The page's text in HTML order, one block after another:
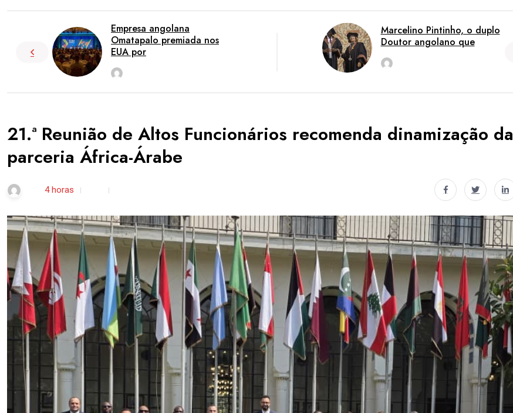
Empresa angolana
Omatapalo premiada nos
EUA por
Marcelino Pintinho, o duplo
Doutor angolano que
21.ª Reunião de Altos Funcionários recomenda dinamização da
parceria África-Árabe
4 horas